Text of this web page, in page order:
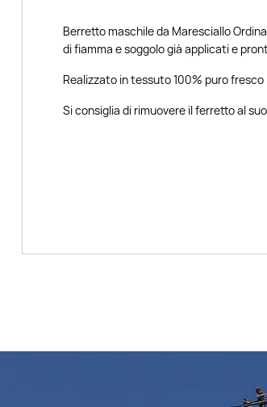
Berretto maschile da Maresciallo
di fiamma e soggolo già applicati e
Realizzato in tessuto 100% puro
Si consiglia di rimuovere il ferretto al